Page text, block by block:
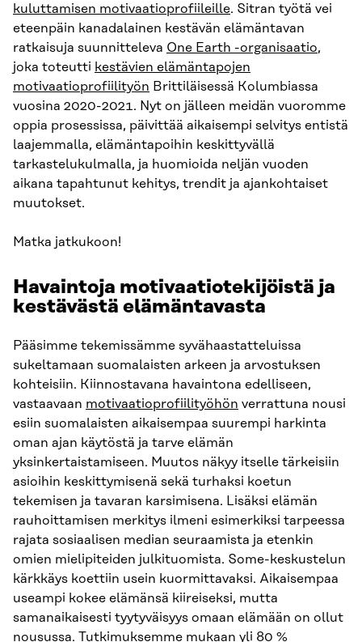
kuluttamisen motivaatioprofiileille. Sitran työtä vei
eteenpäin kanadalainen kestävän elämäntavan
ratkaisuja suunnitteleva One Earth -organisaatio,
joka toteutti kestävien elämäntapojen
motivaatioprofiilityön Brittiläisessä Kolumbiassa
vuosina 2020-2021. Nyt on jälleen meidän vuoromme
oppia prosessissa, päivittää aikaisempi selvitys entistä
laajemmalla, elämäntapoihin keskittyvällä
tarkastelukulmalla, ja huomioida neljän vuoden
aikana tapahtunut kehitys, trendit ja ajankohtaiset
muutokset.
Matka jatkukoon!
Havaintoja motivaatiotekijöistä ja
kestävästä elämäntavasta
Pääsimme tekemissämme syvähaastatteluissa
sukeltamaan suomalaisten arkeen ja arvostuksen
kohteisiin. Kiinnostavana havaintona edelliseen,
vastaavaan motivaatioprofiilityöhön verrattuna nousi
esiin suomalaisten aikaisempaa suurempi harkinta
oman ajan käytöstä ja tarve elämän
yksinkertaistamiseen. Muutos näkyy itselle tärkeisiin
asioihin keskittymisenä sekä turhaksi koetun
tekemisen ja tavaran karsimisena. Lisäksi elämän
rauhoittamisen merkitys ilmeni esimerkiksi tarpeessa
rajata sosiaalisen median seuraamista ja etenkin
omien mielipiteiden julkituomista. Some-keskustelun
kärkkäys koettiin usein kuormittavaksi. Aikaisempaa
useampi kokee elämänsä kiireiseksi, mutta
samanaikaisesti tyytyväisyys omaan elämään on ollut
nousussa. Tutkimuksemme mukaan yli 80 %